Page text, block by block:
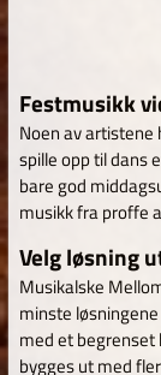
Festmusikk
Noen av artistene
spille opp til dans
bare god
musikk fra proffe
Velg løsning
Musikalske
minste
med et begrenset
bygges ut med